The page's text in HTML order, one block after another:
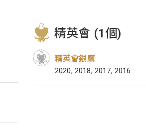
精英會 (1個)
精英會銀鷹
2020, 2018, 2017, 2016